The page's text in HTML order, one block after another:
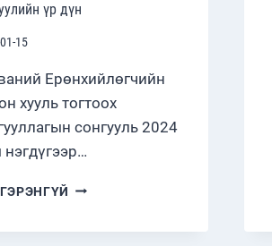
үр дүн
15
Ерөнхийлөгчийн
хууль тогтоох
сонгууль 2024
ТАЙВАНИЙ